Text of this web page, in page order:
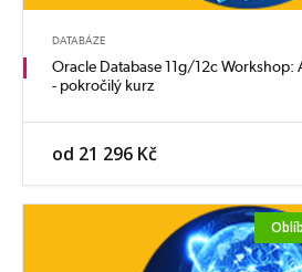
DATABÁZE
Oracle Database 11g/12c Workshop:
- pokročilý kurz
od 21 296 Kč